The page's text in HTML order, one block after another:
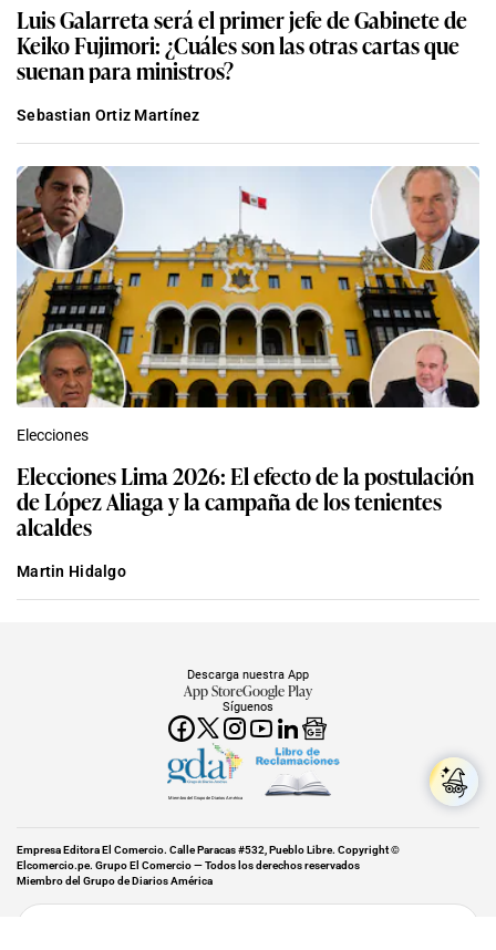
Luis Galarreta será el primer jefe de Gabinete de
Keiko Fujimori: ¿Cuáles son las otras cartas que
suenan para ministros?
Sebastian Ortiz Martínez
Elecciones
Elecciones Lima 2026: El efecto de la postulación
de López Aliaga y la campaña de los tenientes
alcaldes
Martin Hidalgo
Síguenos
Descarga nuestra App
App StoreGoogle Play
Miembro del Grupo de Diarios América
Empresa Editora El Comercio. Calle Paracas #532, Pueblo Libre. Copyright ©
Elcomercio.pe. Grupo El Comercio — Todos los derechos reservados
Miembro del Grupo de Diarios América